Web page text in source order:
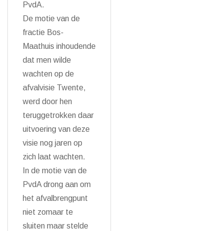
PvdA.
De motie van de
fractie Bos-
Maathuis inhoudende
dat men wilde
wachten op de
afvalvisie Twente,
werd door hen
teruggetrokken daar
uitvoering van deze
visie nog jaren op
zich laat wachten.
In de motie van de
PvdA drong aan om
het afvalbrengpunt
niet zomaar te
sluiten maar stelde